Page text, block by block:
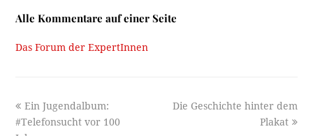
Alle Kommentare auf einer Seite
Das Forum der ExpertInnen
previous
post:
Ein Jugendalbum:
#Telefonsucht vor 100
next
Die Geschichte hinter dem
Plakat